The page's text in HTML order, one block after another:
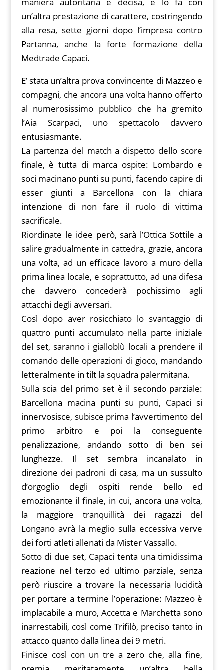
maniera autoritaria e decisa, e lo fa con
un’altra prestazione di carattere, costringendo
alla resa, sette giorni dopo l’impresa contro
Partanna, anche la forte formazione della
Medtrade Capaci.
E’ stata un’altra prova convincente di Mazzeo e
compagni, che ancora una volta hanno offerto
al numerosissimo pubblico che ha gremito
l’Aia Scarpaci, uno spettacolo davvero
entusiasmante.
La partenza del match a dispetto dello score
finale, è tutta di marca ospite: Lombardo e
soci macinano punti su punti, facendo capire di
esser giunti a Barcellona con la chiara
intenzione di non fare il ruolo di vittima
sacrificale.
Riordinate le idee però, sarà l’Ottica Sottile a
salire gradualmente in cattedra, grazie, ancora
una volta, ad un efficace lavoro a muro della
prima linea locale, e soprattutto, ad una difesa
che davvero concederà pochissimo agli
attacchi degli avversari.
Così dopo aver rosicchiato lo svantaggio di
quattro punti accumulato nella parte iniziale
del set, saranno i gialloblù locali a prendere il
comando delle operazioni di gioco, mandando
letteralmente in tilt la squadra palermitana.
Sulla scia del primo set è il secondo parziale:
Barcellona macina punti su punti, Capaci si
innervosisce, subisce prima l’avvertimento del
primo arbitro e poi la conseguente
penalizzazione, andando sotto di ben sei
lunghezze. Il set sembra incanalato in
direzione dei padroni di casa, ma un sussulto
d’orgoglio degli ospiti rende bello ed
emozionante il finale, in cui, ancora una volta,
la maggiore tranquillità dei ragazzi del
Longano avrà la meglio sulla eccessiva verve
dei forti atleti allenati da Mister Vassallo.
Sotto di due set, Capaci tenta una timidissima
reazione nel terzo ed ultimo parziale, senza
però riuscire a trovare la necessaria lucidità
per portare a termine l’operazione: Mazzeo è
implacabile a muro, Accetta e Marchetta sono
inarrestabili, così come Trifilò, preciso tanto in
attacco quanto dalla linea dei 9 metri.
Finisce così con un tre a zero che, alla fine,